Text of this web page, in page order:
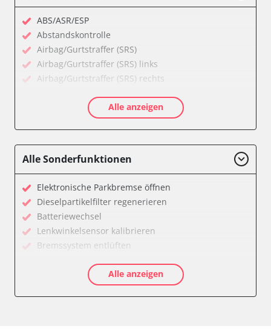
ABS/ASR/ESP
Abstandskontrolle
Airbag/Gurtstraffer (SRS)
Airbag/Gurtstraffer (SRS) links
Airbag/Gurtstraffer (SRS) rechts
Allradelektronik
Anhängersteuergerät
Diagnoseschnittstelle (EOBD/OBDII)
Einparkhilfe
Einparkhilfe Lenkhilfe
Einstiegshilfe Beifahrer
Einstiegshilfe Fahrer
Fahrererkennung
Fahrtrichtungskamera
Fernlichtassistent
Alle anzeigen
Alle Sonderfunktionen
Elektronische Parkbremse öffnen
Dieselpartikelfilter regenerieren
Batteriewechsel
Lenkwinkelsensor kalibrieren
Bremssystem entlüften
AGR Ventil anlernen
Luftmassenmesser anlernen
Alle anzeigen